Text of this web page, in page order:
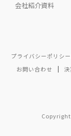
会社紹介資料
プライバシーポリシ
お問い合わせ